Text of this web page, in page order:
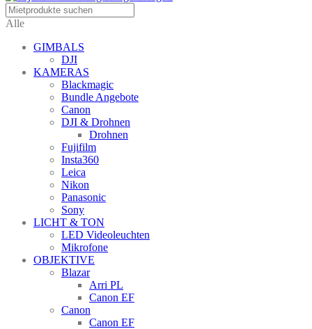
Alle
GIMBALS
DJI
KAMERAS
Blackmagic
Bundle Angebote
Canon
DJI & Drohnen
Drohnen
Fujifilm
Insta360
Leica
Nikon
Panasonic
Sony
LICHT & TON
LED Videoleuchten
Mikrofone
OBJEKTIVE
Blazar
Arri PL
Canon EF
Canon
Canon EF